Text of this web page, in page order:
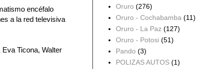
encéfalo
a la red televisiva
Ticona, Walter
Oruro (276)
Oruro - Cochabamba (11)
Oruro - La Paz (127)
Oruro - Potosi (51)
Pando (3)
POLIZAS AUTOS (1)